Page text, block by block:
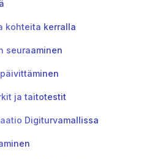
kohteita kerralla
seuraaminen
ja taitotestit
Digiturvamallissa